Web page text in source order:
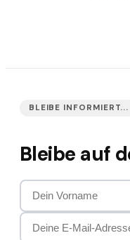
BLEIBE INFORMIERT...
Bleibe auf